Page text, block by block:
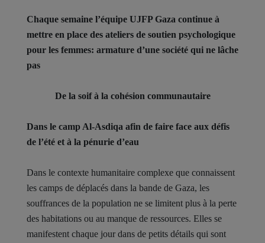
Chaque semaine l’équipe UJFP Gaza continue à
mettre en place des ateliers de soutien psychologique
pour les femmes: armature d’une société qui ne lâche
pas
De la soif à la cohésion communautaire
Dans le camp Al-Asdiqa afin de faire face aux défis
de l’été et à la pénurie d’eau
Dans le contexte humanitaire complexe que connaissent
les camps de déplacés dans la bande de Gaza, les
souffrances de la population ne se limitent plus à la perte
des habitations ou au manque de ressources. Elles se
manifestent chaque jour dans de petits détails qui sont